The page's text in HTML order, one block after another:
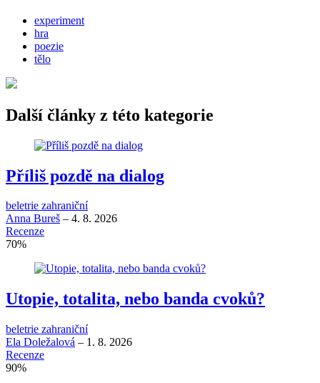
experiment
hra
poezie
tělo
Další články z této kategorie
Příliš pozdě na dialog
beletrie zahraniční
Anna Bureš – 4. 8. 2026
Recenze
70%
Utopie, totalita, nebo banda cvoků?
beletrie zahraniční
Ela Doležalová – 1. 8. 2026
Recenze
90%